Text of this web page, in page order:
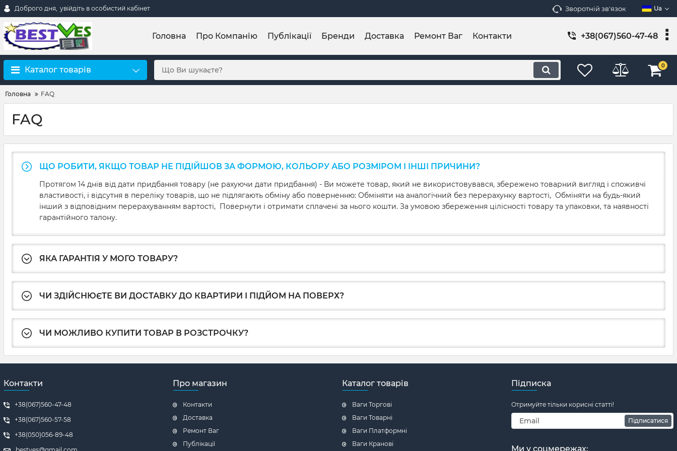
Доброго дня, увійдіть в особистий кабінет Зворотній зв'язок Ua
Головна Про Компанію Публікації Бренди Доставка Ремонт Ваг Контакти +38(067)560-47-48
Каталог товарів 0
Головна FAQ
FAQ
ЩО РОБИТИ, ЯКЩО ТОВАР НЕ ПІДІЙШОВ ЗА ФОРМОЮ, КОЛЬОРУ АБО РОЗМІРОМ І ІНШІ ПРИЧИНИ?
Протягом 14 днів від дати придбання товару (не рахуючи дати придбання) - Ви можете товар, який не використовувався, збережено товарний вигляд і споживчі
властивості, і відсутня в переліку товарів, що не підлягають обміну або поверненню: Обміняти на аналогічний без перерахунку вартості, Обміняти на будь-який
інший з відповідним перерахуванням вартості, Повернути і отримати сплачені за нього кошти. За умовою збереження цілісності товару та упаковки, та наявності
гарантійного талону.
ЯКА ГАРАНТІЯ У МОГО ТОВАРУ?
ЧИ ЗДІЙСНЮЄТЕ ВИ ДОСТАВКУ ДО КВАРТИРИ І ПІДЙОМ НА ПОВЕРХ?
ЧИ МОЖЛИВО КУПИТИ ТОВАР В РОЗСТРОЧКУ?
Контакти
+38(067)560-47-48
+38(067)560-57-58
+38(050)056-89-48
Про магазин
Контакти
Доставка
Ремонт Ваг
Публікації
Каталог товарів
Ваги Торгові
Ваги Товарні
Ваги Платформні
Ваги Кранові
Підписка
Отримуйте тільки корисні статті!
Підписатися
Ми у соцмережах: